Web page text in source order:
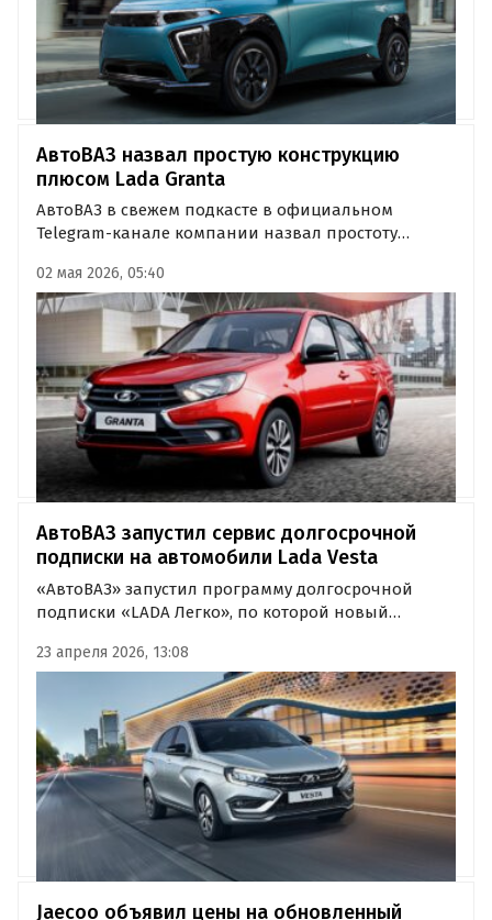
АвтоВАЗ назвал простую конструкцию
плюсом Lada Granta
АвтоВАЗ в свежем подкасте в официальном
Telegram-канале компании назвал простоту
компании привели модель в качестве примера
принципа «разумной достаточности».
02 мая 2026, 05:40
АвтоВАЗ запустил сервис долгосрочной
подписки на автомобили Lada Vesta
«АвтоВАЗ» запустил программу долгосрочной
подписки «LADA Легко», по которой новый
за фиксированный ежемесячный платеж.
23 апреля 2026, 13:08
Jaecoo объявил цены на обновленный